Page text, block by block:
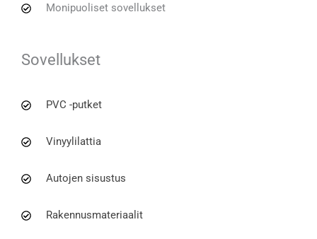
Monipuoliset sovellukset
Sovellukset
PVC -putket
Vinyylilattia
Autojen sisustus
Rakennusmateriaalit